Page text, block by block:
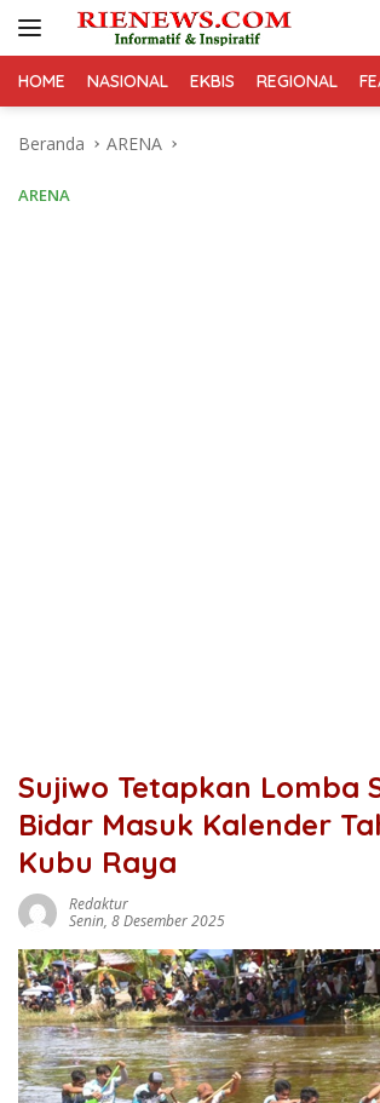
HOME NASIONAL EKBIS REGIONAL
Beranda ARENA
ARENA
Sujiwo Tetapkan Lomba
Bidar Masuk Kalender
Kubu Raya
Redaktur
Senin, 8 Desember 2025